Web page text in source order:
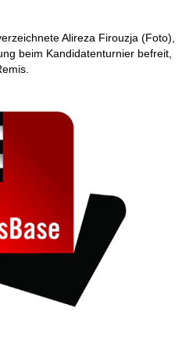
Alireza Firouzja (Foto),
beim Kandidatenturnier befreit,